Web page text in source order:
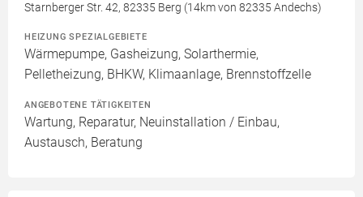
Starnberger Str. 42, 82335 Berg (14km von 82335 Andechs)
HEIZUNG SPEZIALGEBIETE
Wärmepumpe, Gasheizung, Solarthermie,
Pelletheizung, BHKW, Klimaanlage, Brennstoffzelle
ANGEBOTENE TÄTIGKEITEN
Wartung, Reparatur, Neuinstallation / Einbau,
Austausch, Beratung